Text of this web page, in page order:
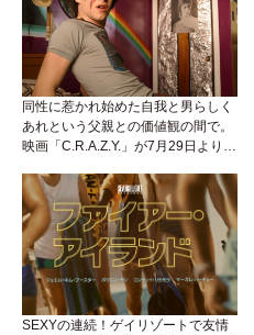
同性に惹かれ始めた自我と男らしく
あれという父親との価値観の間で。
映画「C.R.A.Z.Y.」が7月29日より公
SEXYの連続！ゲイリゾートで友情